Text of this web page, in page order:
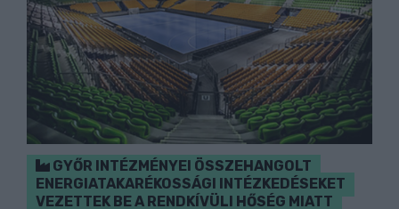
GYŐR INTÉZMÉNYEI ÖSSZEHANGOLT
ENERGIATAKARÉKOSSÁGI INTÉZKEDÉSEKET
VEZETTEK BE A RENDKÍVÜLI HŐSÉG MIATT